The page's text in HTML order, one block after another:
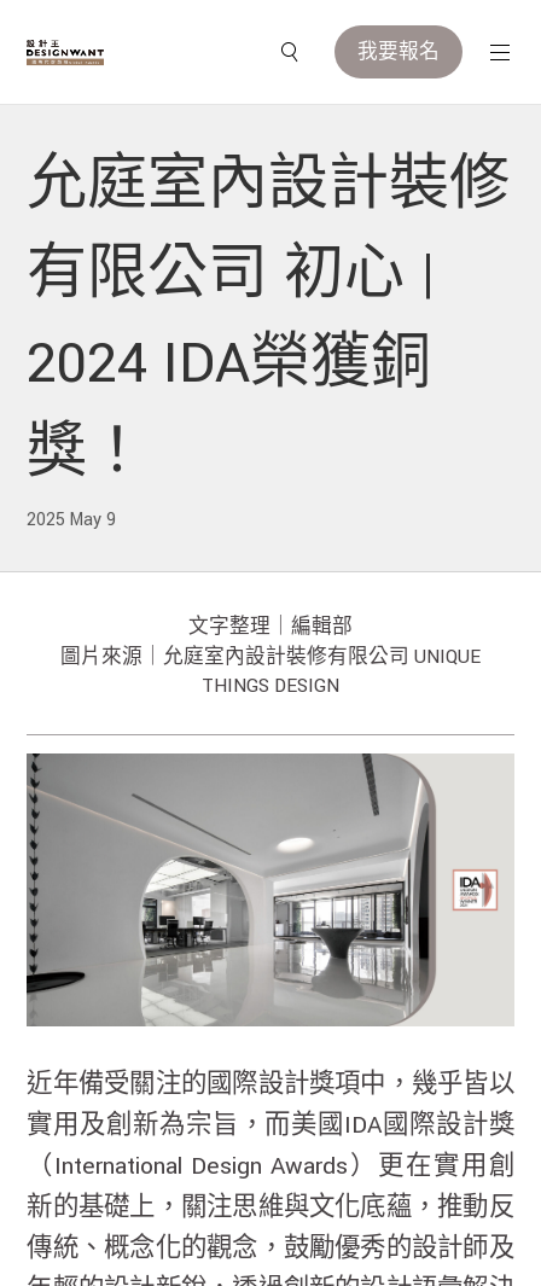
我要報名
允庭室內設計裝修
有限公司 初心 |
2024 IDA榮獲銅
獎！
2025 May 9
文字整理｜編輯部
圖片來源｜允庭室內設計裝修有限公司 UNIQUE
THINGS DESIGN
近年備受關注的國際設計獎項中，幾乎皆以
實用及創新為宗旨，而美國IDA國際設計獎
（International Design Awards）更在實用創
新的基礎上，關注思維與文化底蘊，推動反
傳統、概念化的觀念，鼓勵優秀的設計師及